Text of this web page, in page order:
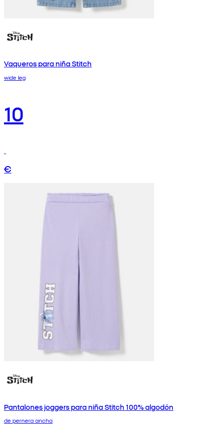
Vaqueros para niña Stitch
wide leg
10
€
Pantalones joggers para niña Stitch 100% algodón
de pernera ancha